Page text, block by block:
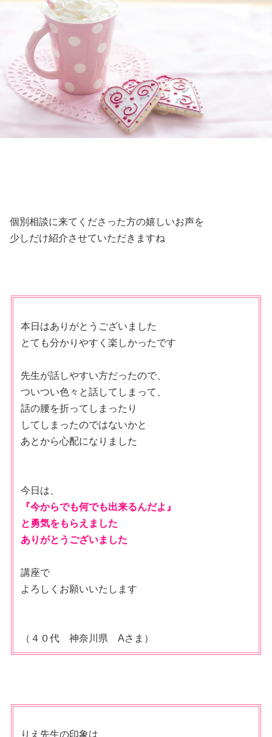
個別相談に来てくださった方の嬉しいお声を
少しだけ紹介させていただきますね
本日はありがとうございました
とても分かりやすく楽しかったです
先生が話しやすい方だったので、
ついつい色々と話してしまって、
話の腰を折ってしまったり
してしまったのではないかと
あとから心配になりました
今日は、
『今からでも何でも出来るんだよ』
と勇気をもらえました
ありがとうございました
講座で
よろしくお願いいたします
（４０代 神奈川県 Aさま）
りえ先生の印象は